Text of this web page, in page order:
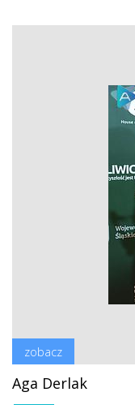
zobacz
Aga Derlak